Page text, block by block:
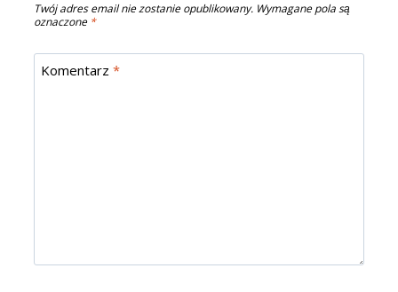
Twój adres email nie zostanie opublikowany. Wymagane pola są
oznaczone *
Komentarz *